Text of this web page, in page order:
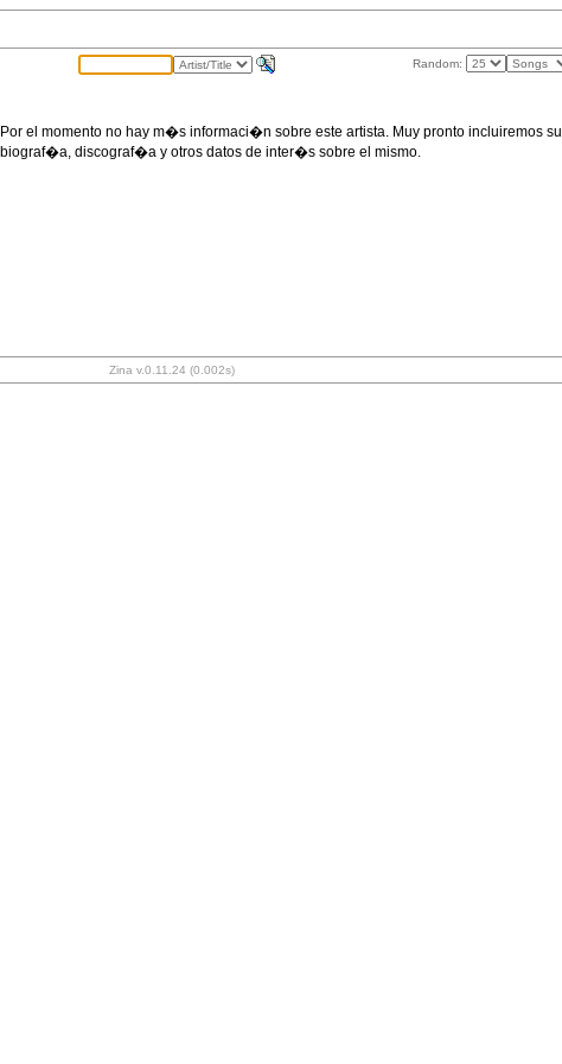
Random:
Por el momento no hay m�s informaci�n sobre este artista. Muy pronto incluiremos su
biograf�a, discograf�a y otros datos de inter�s sobre el mismo.
Zina v.0.11.24 (0.002s)